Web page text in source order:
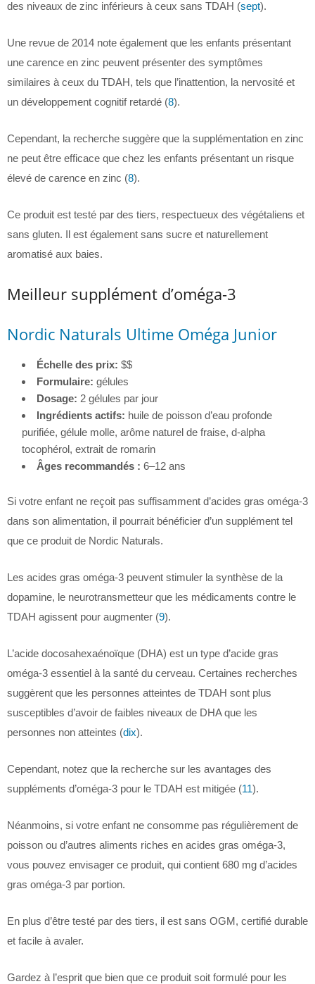
des niveaux de zinc inférieurs à ceux sans TDAH (sept).
Une revue de 2014 note également que les enfants présentant
une carence en zinc peuvent présenter des symptômes
similaires à ceux du TDAH, tels que l’inattention, la nervosité et
un développement cognitif retardé (8).
Cependant, la recherche suggère que la supplémentation en zinc
ne peut être efficace que chez les enfants présentant un risque
élevé de carence en zinc (8).
Ce produit est testé par des tiers, respectueux des végétaliens et
sans gluten. Il est également sans sucre et naturellement
aromatisé aux baies.
Meilleur supplément d’oméga-3
Nordic Naturals Ultime Oméga Junior
Échelle des prix: $$
Formulaire: gélules
Dosage: 2 gélules par jour
Ingrédients actifs: huile de poisson d’eau profonde
purifiée, gélule molle, arôme naturel de fraise, d-alpha
tocophérol, extrait de romarin
Âges recommandés : 6–12 ans
Si votre enfant ne reçoit pas suffisamment d’acides gras oméga-3
dans son alimentation, il pourrait bénéficier d’un supplément tel
que ce produit de Nordic Naturals.
Les acides gras oméga-3 peuvent stimuler la synthèse de la
dopamine, le neurotransmetteur que les médicaments contre le
TDAH agissent pour augmenter (9).
L’acide docosahexaénoïque (DHA) est un type d’acide gras
oméga-3 essentiel à la santé du cerveau. Certaines recherches
suggèrent que les personnes atteintes de TDAH sont plus
susceptibles d’avoir de faibles niveaux de DHA que les
personnes non atteintes (dix).
Cependant, notez que la recherche sur les avantages des
suppléments d’oméga-3 pour le TDAH est mitigée (11).
Néanmoins, si votre enfant ne consomme pas régulièrement de
poisson ou d’autres aliments riches en acides gras oméga-3,
vous pouvez envisager ce produit, qui contient 680 mg d’acides
gras oméga-3 par portion.
En plus d’être testé par des tiers, il est sans OGM, certifié durable
et facile à avaler.
Gardez à l’esprit que bien que ce produit soit formulé pour les